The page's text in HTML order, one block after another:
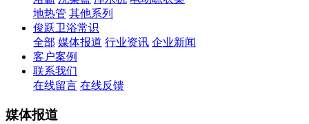
地热管 其他系列
俊跃卫浴常识
全部 媒体报道 行业资讯 企业新闻
客户案例
联系我们
在线留言 在线反馈
媒体报道